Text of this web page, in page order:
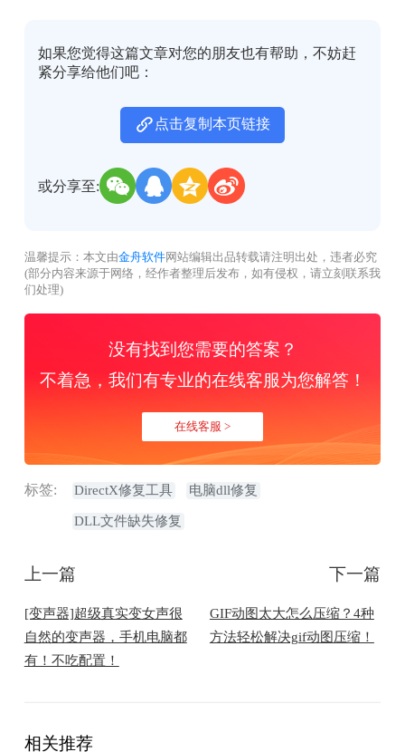
如果您觉得这篇文章对您的朋友也有帮助，不妨赶
紧分享给他们吧：
点击复制本页链接
或分享至:
温馨提示：本文由金舟软件网站编辑出品转载请注明出处，违者必究
(部分内容来源于网络，经作者整理后发布，如有侵权，请立刻联系我
们处理)
没有找到您需要的答案？
不着急，我们有专业的在线客服为您解答！
在线客服 >
标签: DirectX修复工具 电脑dll修复
DLL文件缺失修复
上一篇
[变声器]超级真实变女声很
自然的变声器，手机电脑都
有！不吃配置！
下一篇
GIF动图太大怎么压缩？4种
方法轻松解决gif动图压缩！
相关推荐